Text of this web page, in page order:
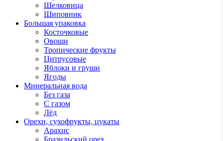
Шелковица
Шиповник
Большая упаковка
Косточковые
Овощи
Тропические фрукты
Цитрусовые
Яблоки и груши
Ягоды
Минеральная вода
Без газа
С газом
Лёд
Орехи, сухофрукты, цукаты
Арахис